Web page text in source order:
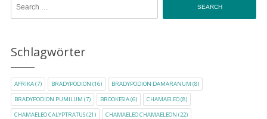
Schlagwörter
AFRIKA(7) BRADYPODION (16) BRADYPODION DAMARANUM (8)
BRADYPODION PUMILUM (7) BROOKESIA(6) CHAMAELEO(8)
CHAMAELEO CALYPTRATUS(21) CHAMAELEO CHAMAELEON (22)